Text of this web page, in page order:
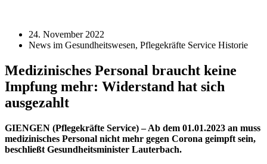
24. November 2022
News im Gesundheitswesen, Pflegekräfte Service Historie
Medizinisches Personal braucht keine
Impfung mehr: Widerstand hat sich
ausgezahlt
GIENGEN (Pflegekräfte Service) –Ab dem 01.01.2023 an muss
medizinisches Personal nicht mehr gegen Corona geimpft sein,
beschließt Gesundheitsminister Lauterbach.